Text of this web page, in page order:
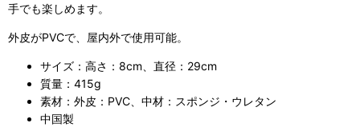
手でも楽しめます。
外皮がPVCで、屋内外で使用可能。
サイズ：高さ：8cm、直径：29cm
質量：415g
素材：外皮：PVC、中材：スポンジ・ウレタン
中国製